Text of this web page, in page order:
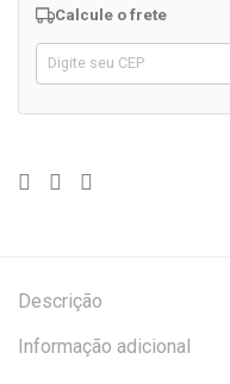
Calcule o frete
Descrição
Informação adicional